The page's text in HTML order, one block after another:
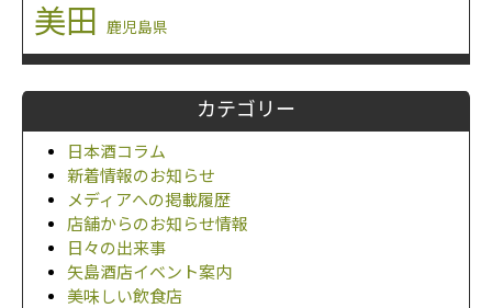
美田
鹿児島県
カテゴリー
日本酒コラム
新着情報のお知らせ
メディアへの掲載履歴
店舗からのお知らせ情報
日々の出来事
矢島酒店イベント案内
美味しい飲食店